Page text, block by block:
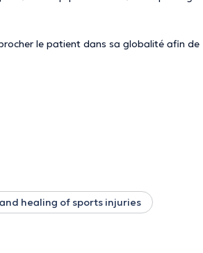
le patient dans sa globalité afin de
healing of sports injuries